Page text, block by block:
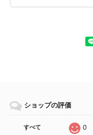
ショップの評価
すべて 0